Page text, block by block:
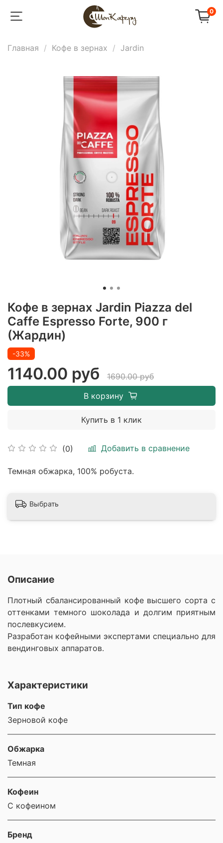
0
Главная Кофе в зернах Jardin
Кофе в зернах Jardin Piazza del
Caffe Espresso Forte, 900 г
(Жардин)
(0) Добавить в сравнение
-33%
1140.00 руб
1690.00 руб
В корзину
Купить в 1 клик
Темная обжарка, 100% робуста.
Выбрать
Описание
Плотный сбалансированный кофе высшего сорта с
оттенками темного шоколада и долгим приятным
послевкусием.
Разработан кофейными экспертами специально для
вендинговых аппаратов.
Характеристики
Тип кофе
Зерновой кофе
Обжарка
Темная
Кофеин
С кофеином
Бренд